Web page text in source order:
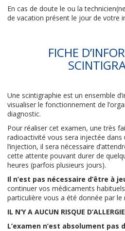
En cas de doute le ou la
de vacation présent le jour de votre
FICHE
Une scintigraphie est un ensemble
visualiser le fonctionnement de
diagnostic.
Pour réaliser cet examen, une très
radioactivité vous sera injectée dans
l’injection, il sera nécessaire
cette attente pouvant durer de
heures (parfois plusieurs jours).
Il n’est pas nécessaire d’être à
continuer vos médicaments
particulière vous a été donnée par le
IL N’Y A AUCUN RISQUE
L’examen n’est absolument pas